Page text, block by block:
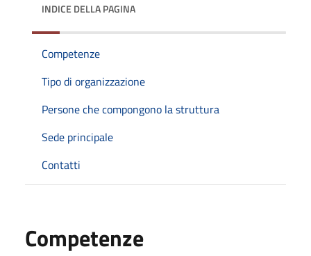
INDICE DELLA PAGINA
Competenze
Tipo di organizzazione
Persone che compongono la struttura
Sede principale
Contatti
Competenze